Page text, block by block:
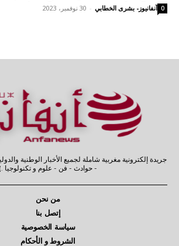
آنفانيوز- بشرى الخطابي - 30 نوفمبر، 2023 0
جريدة إلكترونية مغربية شاملة لجميع الأخبار الوطنية
- حوادث - فن - علوم و تكنولوجيا .)
من نحن
إتصل بنا
سياسة الخصوصية
الشروط و الأحكام